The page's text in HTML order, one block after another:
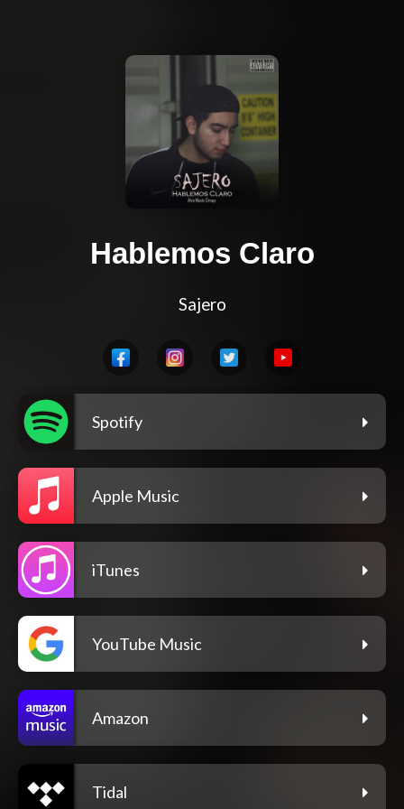
Hablemos Claro
Sajero
Spotify
Apple Music
iTunes
YouTube Music
Amazon
Tidal